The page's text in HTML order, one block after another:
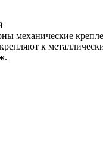
механические
к